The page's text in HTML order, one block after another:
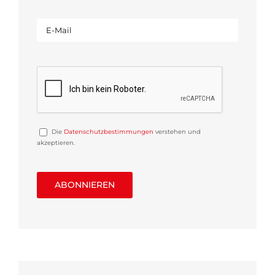
Die Datenschutzbestimmungen verstehen und
akzeptieren.